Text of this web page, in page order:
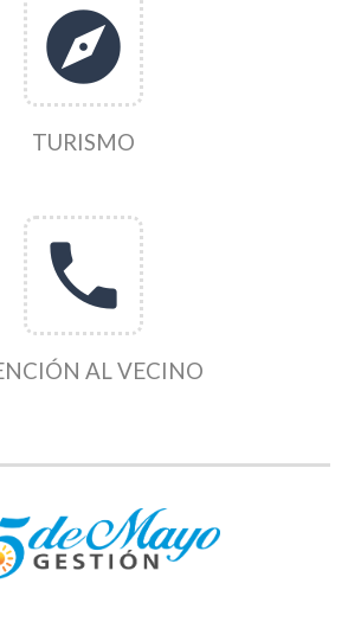
explore
TURISMO
phone
AL VECINO